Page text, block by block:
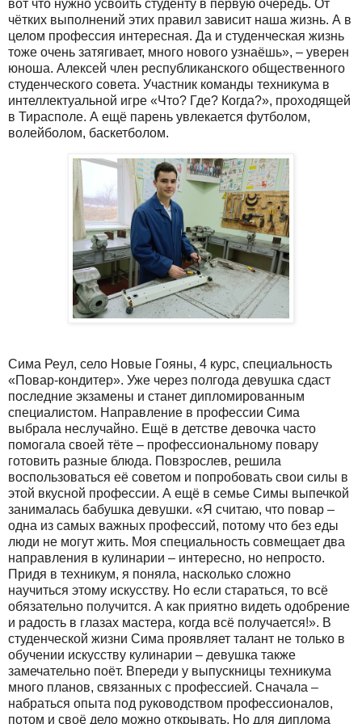
вот что нужно усвоить студенту в первую очередь. От
чётких выполнений этих правил зависит наша жизнь. А в
целом профессия интересная. Да и студенческая жизнь
тоже очень затягивает, много нового узнаёшь», – уверен
юноша. Алексей член республиканского общественного
студенческого совета. Участник команды техникума в
интеллектуальной игре «Что? Где? Когда?», проходящей
в Тирасполе. А ещё парень увлекается футболом,
волейболом, баскетболом.
Сима Реул, село Новые Гояны, 4 курс, специальность
«Повар-кондитер». Уже через полгода девушка сдаст
последние экзамены и станет дипломированным
специалистом. Направление в профессии Сима
выбрала неслучайно. Ещё в детстве девочка часто
помогала своей тёте – профессиональному повару
готовить разные блюда. Повзрослев, решила
воспользоваться её советом и попробовать свои силы в
этой вкусной профессии. А ещё в семье Симы выпечкой
занималась бабушка девушки. «Я считаю, что повар –
одна из самых важных профессий, потому что без еды
люди не могут жить. Моя специальность совмещает два
направления в кулинарии – интересно, но непросто.
Придя в техникум, я поняла, насколько сложно
научиться этому искусству. Но если стараться, то всё
обязательно получится. А как приятно видеть одобрение
и радость в глазах мастера, когда всё получается!». В
студенческой жизни Сима проявляет талант не только в
обучении искусству кулинарии – девушка также
замечательно поёт. Впереди у выпускницы техникума
много планов, связанных с профессией. Сначала –
набраться опыта под руководством профессионалов,
потом и своё дело можно открывать. Но для диплома